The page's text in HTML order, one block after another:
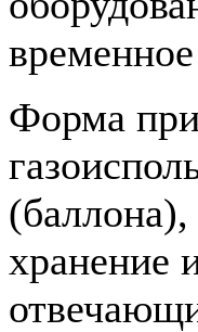
Форма
хранение